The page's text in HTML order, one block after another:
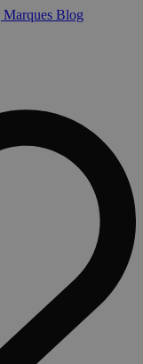
Marques Blog